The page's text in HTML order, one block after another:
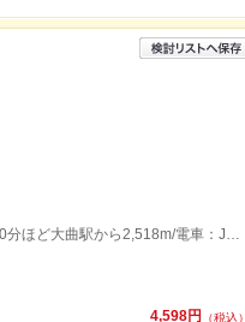
大曲駅から2,518m/JR大曲駅よりタクシーで10分ほど大曲駅から2,518m/電車：JR大曲駅よりタクシーで10分ほど
4,598円
（税込）